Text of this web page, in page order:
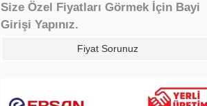
Size Özel Fiyatları Görmek İçin Bayi
Girişi Yapınız.
Fiyat Sorunuz